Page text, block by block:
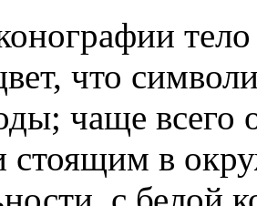
что
чаще всего
стоящим в